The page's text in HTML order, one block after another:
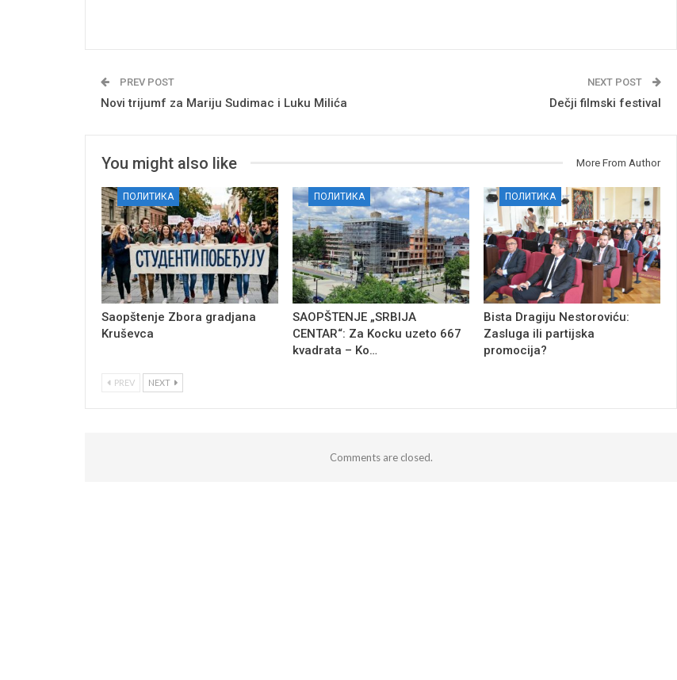
PREV POST
Novi trijumf za Mariju Sudimac i Luku Milića
NEXT POST
Dečji filmski festival
You might also like More From Author
ПОЛИТИКА
Saopštenje Zbora gradjana
Kruševca
ПОЛИТИКА
SAOPŠTENJE „SRBIJA
CENTAR“: Za Kocku uzeto 667
kvadrata – Ko…
ПОЛИТИКА
Bista Dragiju Nestoroviću:
Zasluga ili partijska
promocija?
PREV NEXT
Comments are closed.